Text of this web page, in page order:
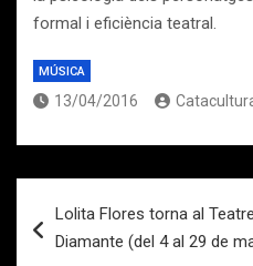
formal i eficiència teatral.
MÚSICA
13/04/2016
de
Lolita Flores torna al
Diamante (del 4 al 29 de